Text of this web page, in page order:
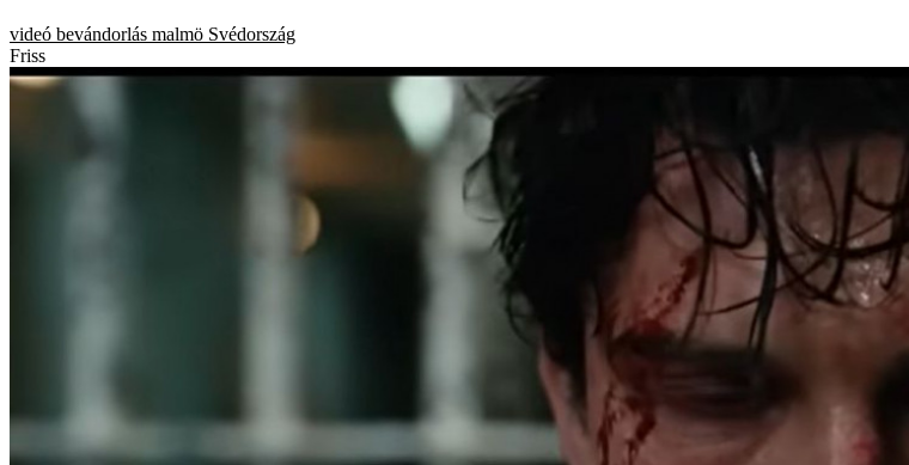
videó bevándorlás malmö Svédország
Friss